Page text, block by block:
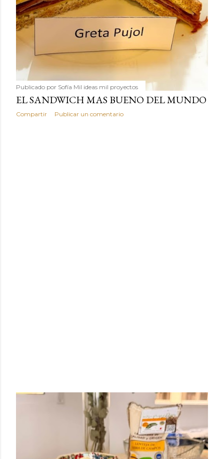
Publicado por Sofía Mil ideas mil proyectos
EL SANDWICH MAS BUENO DEL MUNDO
Compartir Publicar un comentario